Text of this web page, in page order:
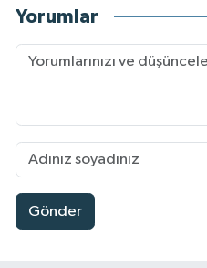
Yorumlar
Gönder